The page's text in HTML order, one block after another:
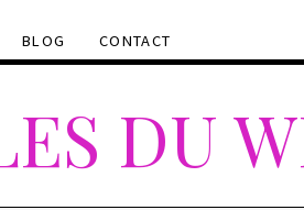
BLOG CONTACT
DU